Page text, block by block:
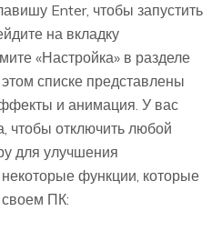
Enter, чтобы запустить
на вкладку
«Настройка» в разделе
списке представлены
и анимация. У вас
чтобы отключить любой
для улучшения
функции, которые
своем ПК: